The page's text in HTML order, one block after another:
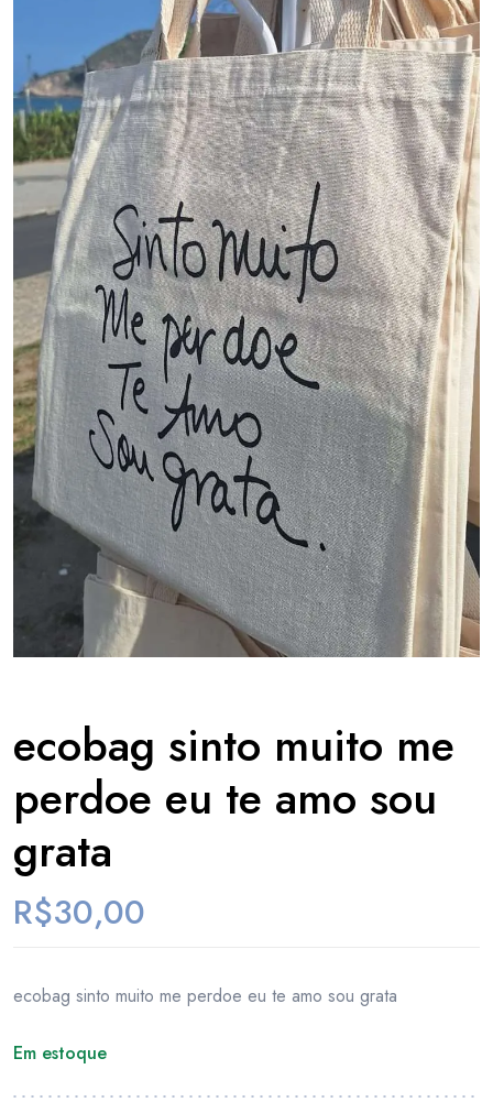
ecobag sinto muito me
perdoe eu te amo sou
grata
R$30,00
ecobag sinto muito me perdoe eu te amo sou grata
Em estoque